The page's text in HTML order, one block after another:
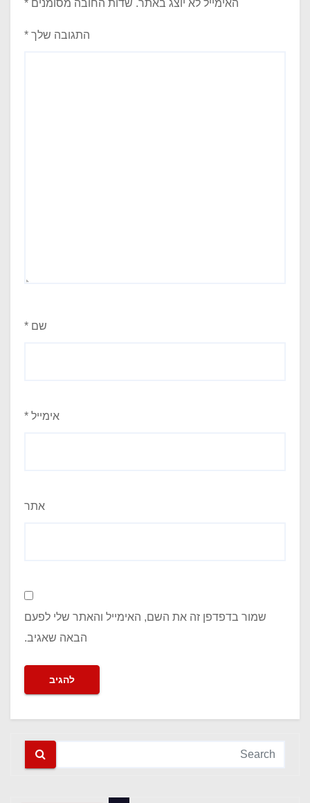
האימייל לא יוצג באתר. שדות החובה מסומנים *
התגובה שלך *
שם *
אימייל *
אתר
שמור בדפדפן זה את השם, האימייל והאתר שלי לפעם
הבאה שאגיב.